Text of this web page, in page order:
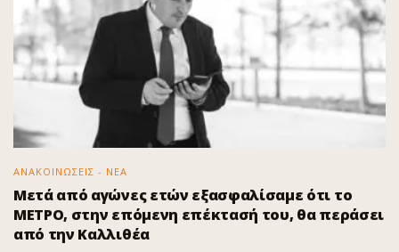
ΑΝΑΚΟΙΝΩΣΕΙΣ - ΝΕΑ
Μετά από αγώνες ετών εξασφαλίσαμε ότι το
ΜΕΤΡΟ, στην επόμενη επέκτασή του, θα περάσει
από την Καλλιθέα